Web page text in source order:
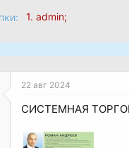
1. admin;
22 авг 2024
СИСТЕМНАЯ